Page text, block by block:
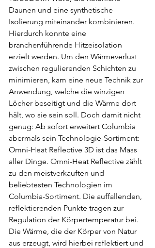
Daunen und eine synthetische
Isolierung miteinander kombinieren.
Hierdurch konnte eine
branchenführende Hitzeisolation
erzielt werden. Um den Wärmeverlust
zwischen regulierenden Schichten zu
minimieren, kam eine neue Technik zur
Anwendung, welche die winzigen
Löcher beseitigt und die Wärme dort
hält, wo sie sein soll. Doch damit nicht
genug: Ab sofort erweitert Columbia
abermals sein Technologie-Sortiment:
Omni-Heat Reflective 3D ist das Mass
aller Dinge. Omni-Heat Reflective zählt
zu den meistverkauften und
beliebtesten Technologien im
Columbia-Sortiment. Die auffallenden,
reflektierenden Punkte tragen zur
Regulation der Körpertemperatur bei.
Die Wärme, die der Körper von Natur
aus erzeugt, wird hierbei reflektiert und